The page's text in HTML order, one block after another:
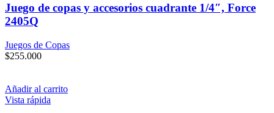
Juego de copas y accesorios cuadrante 1/4″, Force
2405Q
Juegos de Copas
$255.000
Añadir al carrito
Vista rápida